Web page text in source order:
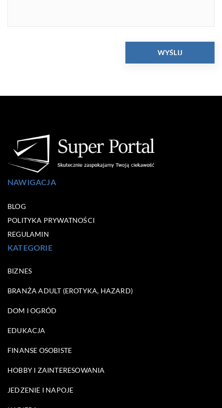
NAWIGACJA
BLOG
POLITYKA PRYWATNOŚCI
REGULAMIN
KATEGORIE
BIZNES
BRANŻA ADULT (EROTYKA, HAZARD)
DOM I OGRÓD
EDUKACJA
FINANSE OSOBISTE
HOBBY I ZAINTERESOWANIA
JEDZENIE I NAPOJE